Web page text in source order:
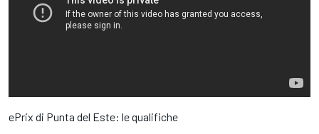
ePrix di Punta del Este: le qualifiche